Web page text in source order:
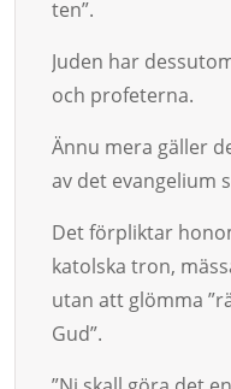
ten”.
Juden har
och profeterna.
Ännu mera gäller
av det evan­ge­lium
Det förpliktar
katolska tron,
utan att glömma
Gud”.